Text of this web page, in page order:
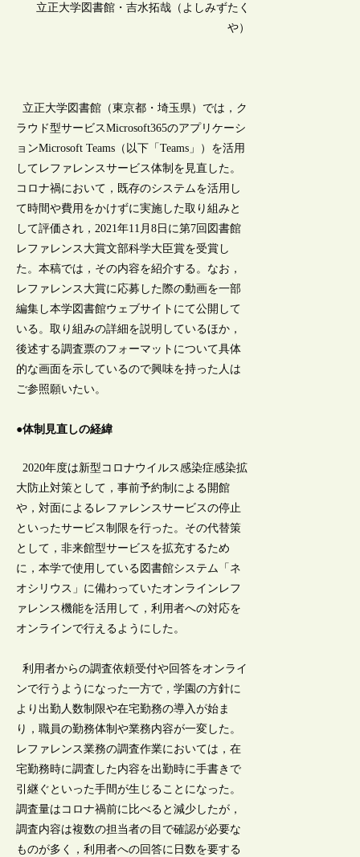
立正大学図書館・吉水拓哉（よしみずたく
や）
立正大学図書館（東京都・埼玉県）では，ク
ラウド型サービスMicrosoft365のアプリケーシ
ョンMicrosoft Teams（以下「Teams」）を活用
してレファレンスサービス体制を見直した。
コロナ禍において，既存のシステムを活用し
て時間や費用をかけずに実施した取り組みと
して評価され，2021年11月8日に第7回図書館
レファレンス大賞文部科学大臣賞を受賞し
た。本稿では，その内容を紹介する。なお，
レファレンス大賞に応募した際の動画を一部
編集し本学図書館ウェブサイトにて公開して
いる。取り組みの詳細を説明しているほか，
後述する調査票のフォーマットについて具体
的な画面を示しているので興味を持った人は
ご参照願いたい。
●体制見直しの経緯
2020年度は新型コロナウイルス感染症感染拡
大防止対策として，事前予約制による開館
や，対面によるレファレンスサービスの停止
といったサービス制限を行った。その代替策
として，非来館型サービスを拡充するため
に，本学で使用している図書館システム「ネ
オシリウス」に備わっていたオンラインレフ
ァレンス機能を活用して，利用者への対応を
オンラインで行えるようにした。
利用者からの調査依頼受付や回答をオンライ
ンで行うようになった一方で，学園の方針に
より出勤人数制限や在宅勤務の導入が始ま
り，職員の勤務体制や業務内容が一変した。
レファレンス業務の調査作業においては，在
宅勤務時に調査した内容を出勤時に手書きで
引継ぐといった手間が生じることになった。
調査量はコロナ禍前に比べると減少したが，
調査内容は複数の担当者の目で確認が必要な
ものが多く，利用者への回答に日数を要する